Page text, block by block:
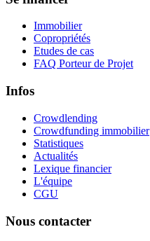
Immobilier
Copropriétés
Etudes de cas
FAQ Porteur de Projet
Infos
Crowdlending
Crowdfunding immobilier
Statistiques
Actualités
Lexique financier
L'équipe
CGU
Nous contacter